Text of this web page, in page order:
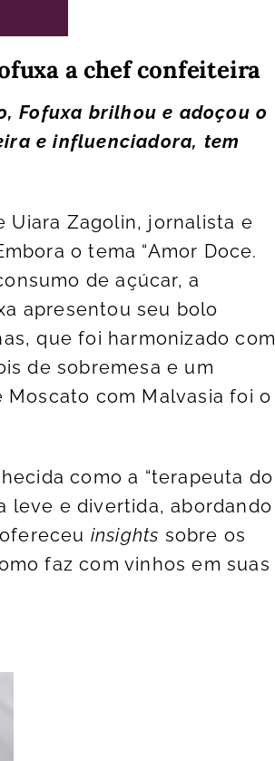
a chef confeiteira
Fofuxa brilhou e adoçou o
e influenciadora, tem
Uiara Zagolin, jornalista e
o tema “Amor Doce.
de açúcar, a
apresentou seu bolo
que foi harmonizado com
de sobremesa e um
com Malvasia foi o
como a “terapeuta do
leve e divertida, abordando
insights sobre os
faz com vinhos em suas